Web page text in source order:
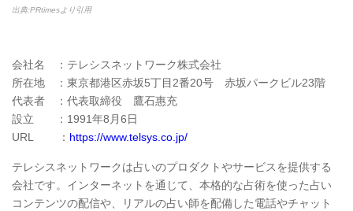
出典:PRtimesより引用
会社名 ：テレシスネットワーク株式会社
所在地 ：東京都港区赤坂5丁目2番20号 赤坂パークビル23階
代表者 ：代表取締役 鷹石惠充
設立 ：1991年8月6日
URL ： https://www.telsys.co.jp/
テレシスネットワークは占いのプロダクトやサービスを提供する
会社です。インターネットを通じて、本格的な占術を使った占い
コンテンツの配信や、リアルの占い師を配備した電話やチャット